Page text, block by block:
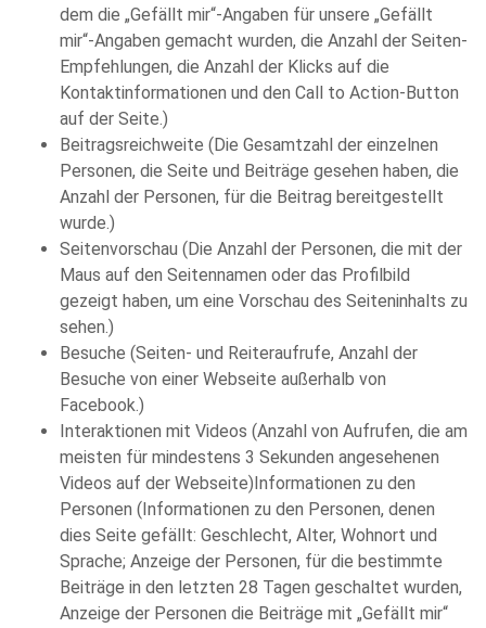
dem die „Gefällt mir“-Angaben für unsere „Gefällt
mir“-Angaben gemacht wurden, die Anzahl der Seiten-
Empfehlungen, die Anzahl der Klicks auf die
Kontaktinformationen und den Call to Action-Button
auf der Seite.)
Beitragsreichweite (Die Gesamtzahl der einzelnen
Personen, die Seite und Beiträge gesehen haben, die
Anzahl der Personen, für die Beitrag bereitgestellt
wurde.)
Seitenvorschau (Die Anzahl der Personen, die mit der
Maus auf den Seitennamen oder das Profilbild
gezeigt haben, um eine Vorschau des Seiteninhalts zu
sehen.)
Besuche (Seiten- und Reiteraufrufe, Anzahl der
Besuche von einer Webseite außerhalb von
Facebook.)
Interaktionen mit Videos (Anzahl von Aufrufen, die am
meisten für mindestens 3 Sekunden angesehenen
Videos auf der Webseite)Informationen zu den
Personen (Informationen zu den Personen, denen
dies Seite gefällt: Geschlecht, Alter, Wohnort und
Sprache; Anzeige der Personen, für die bestimmte
Beiträge in den letzten 28 Tagen geschaltet wurden,
Anzeige der Personen die Beiträge mit „Gefällt mir“